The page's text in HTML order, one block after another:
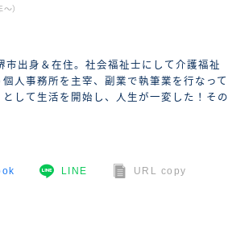
）
出身＆在住。社会福祉士にして介護福祉
人事務所を主宰、副業で執筆業を行なって
して生活を開始し、人生が一変した！その
LINE URL copy